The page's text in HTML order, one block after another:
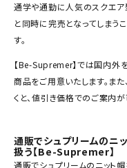
アクセサリー
COLLABORATION
SEASON
ACCOUNT MENU
通学や通勤に人気のスクエア
と同時に完売となってしまう
す。
【Be-Supremer】では国内外
商品をご用意いたします。ま
くと、値引き価格でのご案内が
通販でシュプリームのニ
扱う【Be-Supremer】
通販でシュプリームのニット帽